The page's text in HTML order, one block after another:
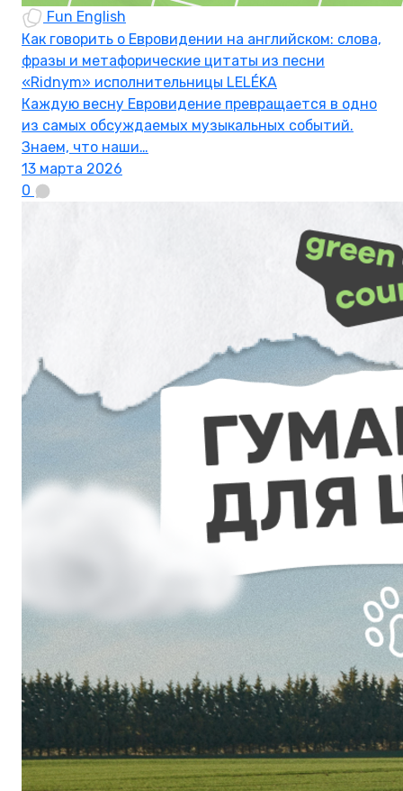
Fun English
Как говорить о Евровидении на английском: слова,
фразы и метафорические цитаты из песни
«Ridnym» исполнительницы LELÉKA
Каждую весну Евровидение превращается в одно
из самых обсуждаемых музыкальных событий.
Знаем, что наши…
13 марта 2026
0